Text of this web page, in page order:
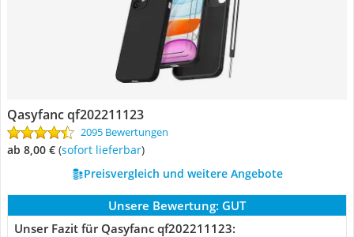
Qasyfanc qf202211123
2095 Bewertungen
ab 8,00 € ( Sofort lieferbar)
Preisvergleich und weitere Angebote
Unsere Bewertung: GUT
Unser Fazit für Qasyfanc qf202211123: